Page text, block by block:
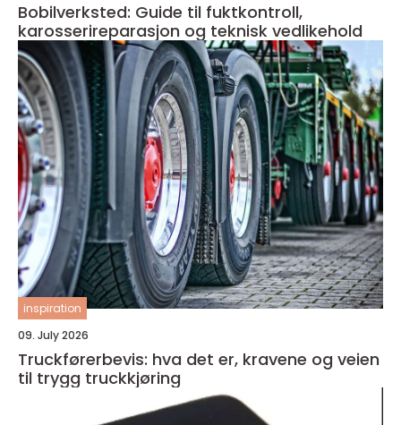
Bobilverksted: Guide til fuktkontroll,
karosserireparasjon og teknisk vedlikehold
inspiration
09. July 2026
Truckførerbevis: hva det er, kravene og veien
til trygg truckkjøring